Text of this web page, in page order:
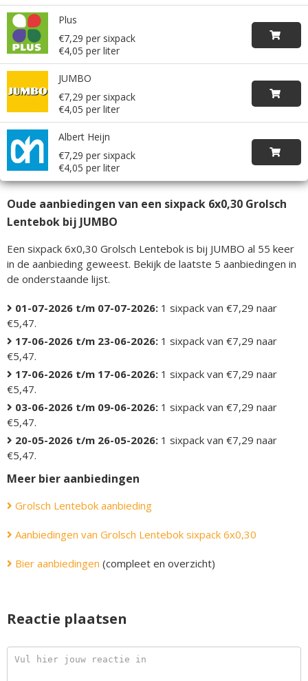
Plus
€7,29 per sixpack
€4,05 per liter
JUMBO
€7,29 per sixpack
€4,05 per liter
Albert Heijn
€7,29 per sixpack
€4,05 per liter
Oude aanbiedingen van een sixpack 6x0,30 Grolsch
Lentebok bij JUMBO
Een sixpack 6x0,30 Grolsch Lentebok is bij JUMBO al 55 keer
in de aanbieding geweest. Bekijk de laatste 5 aanbiedingen in
de onderstaande lijst.
01-07-2026 t/m 07-07-2026: 1 sixpack van €7,29 naar
€5,47.
17-06-2026 t/m 23-06-2026: 1 sixpack van €7,29 naar
€5,47.
17-06-2026 t/m 17-06-2026: 1 sixpack van €7,29 naar
€5,47.
03-06-2026 t/m 09-06-2026: 1 sixpack van €7,29 naar
€5,47.
20-05-2026 t/m 26-05-2026: 1 sixpack van €7,29 naar
€5,47.
Meer bier aanbiedingen
Grolsch Lentebok aanbieding
Aanbiedingen van Grolsch Lentebok sixpack 6x0,30
Bier aanbiedingen (compleet en overzicht)
Reactie plaatsen